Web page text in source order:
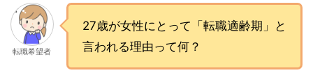
転職希望者
27歳が女性にとって「転職適齢期」と
言われる理由って何？